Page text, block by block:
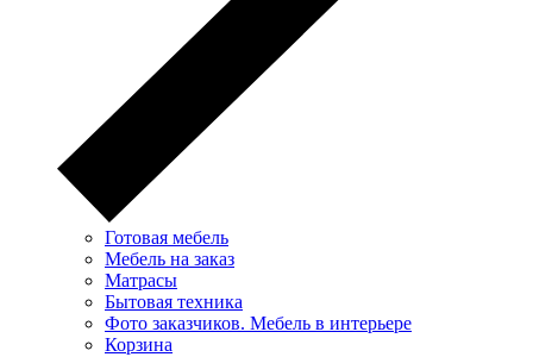
Готовая мебель
Мебель на заказ
Матрасы
Бытовая техника
Фото заказчиков. Мебель в интерьере
Корзина